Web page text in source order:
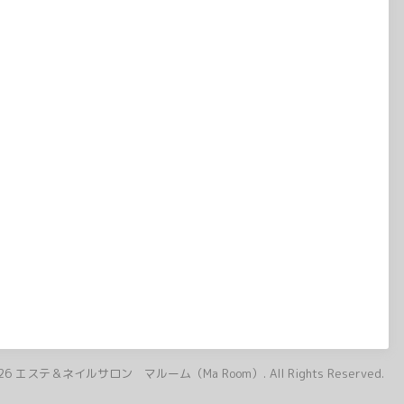
エステ＆ネイルサロン マルーム（Ma Room） . All Rights Reserved.